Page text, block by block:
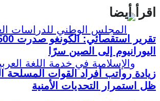
اقرأ أيضا
اليورانيوم إلى الصين سرًا
زيادة رواتب أفراد القوات المسلحة
ظل استمرار التحديات الأمنية